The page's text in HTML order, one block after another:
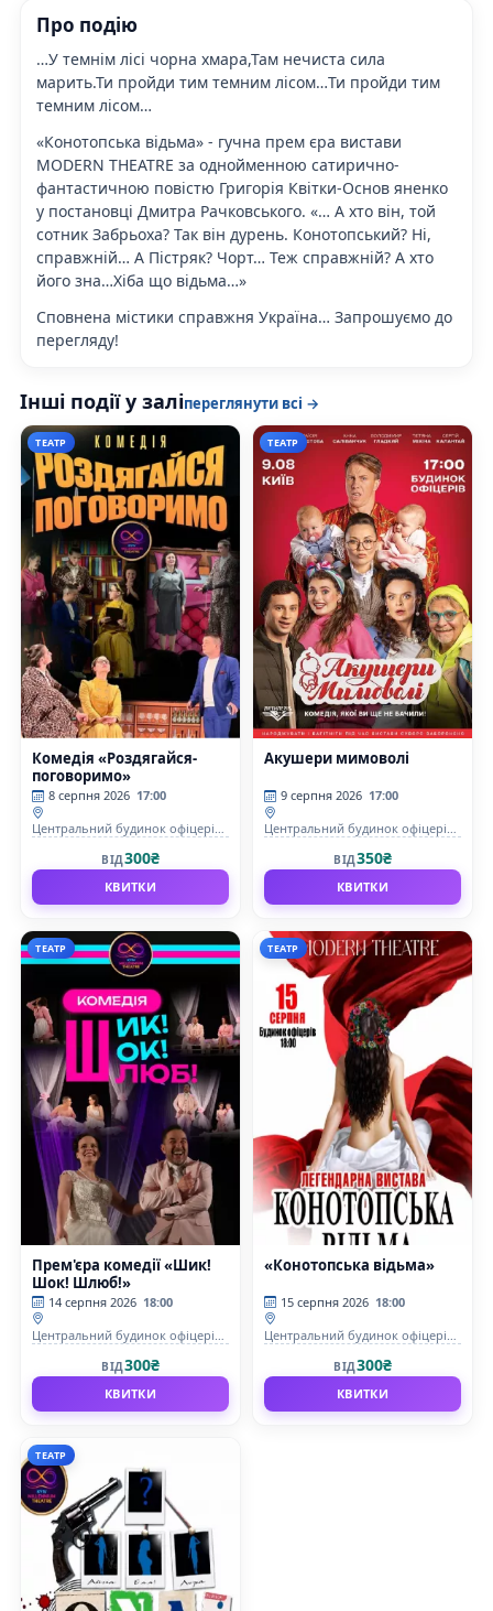
Про подію
…У темнім лісі чорна хмара,Там нечиста сила
марить.Ти пройди тим темним лісом…Ти пройди тим
темним лісом…
«Конотопська відьма» - гучна прем єра вистави
MODERN THEATRE за однойменною сатирично-
фантастичною повістю Григорія Квітки-Основ яненко
у постановці Дмитра Рачковського. «… А хто він, той
сотник Забрьоха? Так він дурень. Конотопський? Ні,
справжній… А Пістряк? Чорт… Теж справжній? А хто
його зна…Хіба що відьма…»
Сповнена містики справжня Україна… Запрошуємо до
перегляду!
Інші події у заліпереглянути всі →
ТЕАТР
Комедія «Роздягайся-
поговоримо»
8 серпня 2026 17:00
Центральний будинок офіцерів
ВІД300₴
КВИТКИ
ТЕАТР
Акушери мимоволі
9 серпня 2026 17:00
Центральний будинок офіцерів
ВІД350₴
КВИТКИ
ТЕАТР
Прем'єра комедії «Шик!
Шок! Шлюб!»
14 серпня 2026 18:00
Центральний будинок офіцерів
ВІД300₴
КВИТКИ
ТЕАТР
«Конотопська відьма»
15 серпня 2026 18:00
Центральний будинок офіцерів
ВІД300₴
КВИТКИ
ТЕАТР